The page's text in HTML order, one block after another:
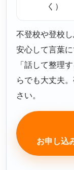
閉じる
く）
不登校や登校
安心して言葉に
「話して整理
らでも大丈夫
さい。
お申し込